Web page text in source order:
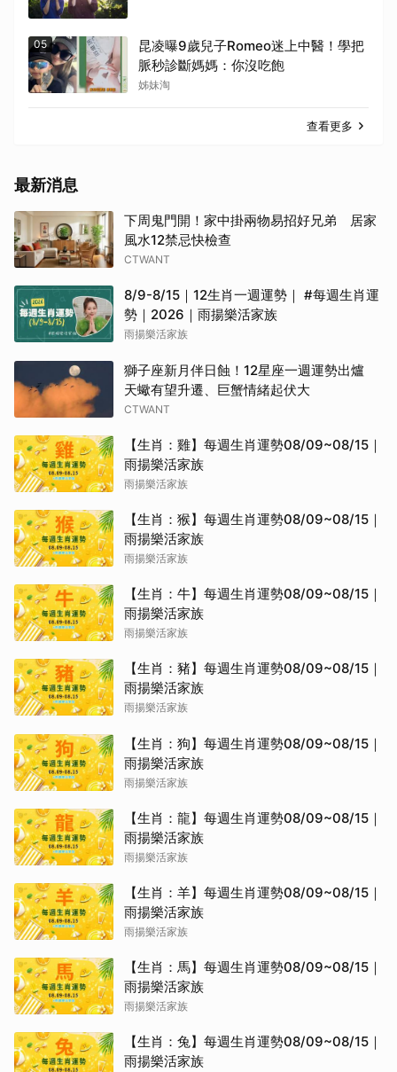
05
昆凌曝9歲兒子Romeo迷上中醫！學把
脈秒診斷媽媽：你沒吃飽
姊妹淘
查看更多
最新消息
下周鬼門開！家中掛兩物易招好兄弟 居家
風水12禁忌快檢查
CTWANT
8/9-8/15｜12生肖一週運勢｜ #每週生肖運
勢｜2026｜雨揚樂活家族
雨揚樂活家族
獅子座新月伴日蝕！12星座一週運勢出爐
天蠍有望升遷、巨蟹情緒起伏大
CTWANT
【生肖：雞】每週生肖運勢08/09~08/15｜
雨揚樂活家族
雨揚樂活家族
【生肖：猴】每週生肖運勢08/09~08/15｜
雨揚樂活家族
雨揚樂活家族
【生肖：牛】每週生肖運勢08/09~08/15｜
雨揚樂活家族
雨揚樂活家族
【生肖：豬】每週生肖運勢08/09~08/15｜
雨揚樂活家族
雨揚樂活家族
【生肖：狗】每週生肖運勢08/09~08/15｜
雨揚樂活家族
雨揚樂活家族
【生肖：龍】每週生肖運勢08/09~08/15｜
雨揚樂活家族
雨揚樂活家族
【生肖：羊】每週生肖運勢08/09~08/15｜
雨揚樂活家族
雨揚樂活家族
【生肖：馬】每週生肖運勢08/09~08/15｜
雨揚樂活家族
雨揚樂活家族
【生肖：兔】每週生肖運勢08/09~08/15｜
雨揚樂活家族